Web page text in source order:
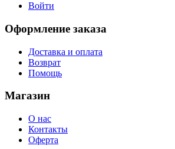
Войти
Оформление заказа
Доставка и оплата
Возврат
Помощь
Магазин
О нас
Контакты
Оферта